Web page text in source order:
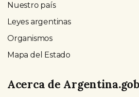
Nuestro país
Leyes argentinas
Organismos
Mapa del Estado
Acerca de